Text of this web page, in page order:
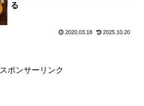
る
2020.03.18 2025.10.20
スポンサーリンク